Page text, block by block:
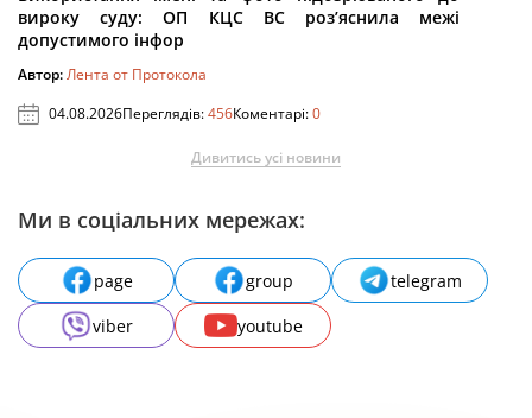
вироку суду: ОП КЦС ВС роз’яснила межі
допустимого інфор
Автор:Лента от Протокола
04.08.2026Переглядів:456Коментарі:0
Дивитись усі новини
Ми в соціальних мережах:
page group
telegram
viber
youtube